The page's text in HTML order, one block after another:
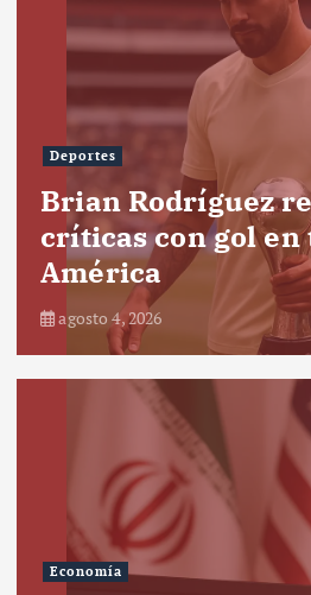
Deportes
Brian Rodríguez
críticas con gol
América
agosto 4, 2026
Economía